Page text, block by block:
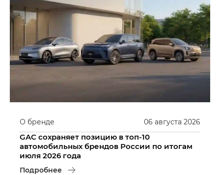
06 августа 2026
О бренде
GAC сохраняет позицию в топ-10
автомобильных брендов России по итогам
июля 2026 года
Подробнее